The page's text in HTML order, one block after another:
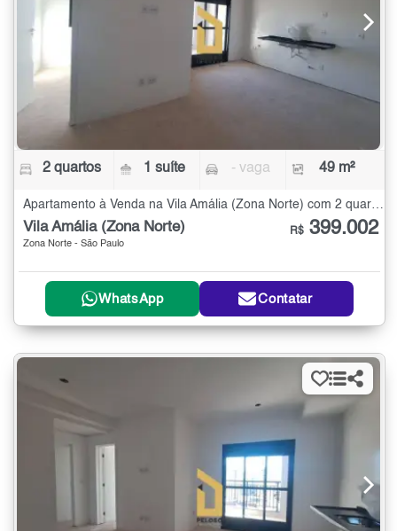
2 quartos 1 suíte - vaga 49 m²
Apartamento à Venda na Vila Amália (Zona Norte) com 2 quartos - 49 m²
Vila Amália (Zona Norte)
Zona Norte - São Paulo
R$ 399.002
WhatsApp Contatar